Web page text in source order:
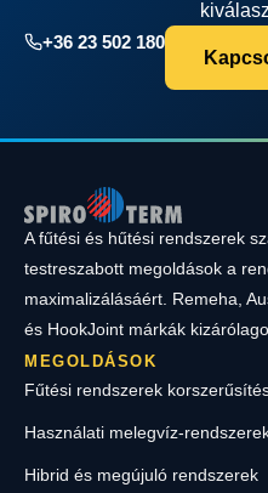
+36 23 502 180
A fűtési és hűtési rendszerek
testreszabott megoldások a
maximalizálásáért. Remeha,
és HookJoint márkák
MEGOLDÁSOK
Fűtési rendszerek
Használati melegvíz-
Hibrid és megújuló rendszerek